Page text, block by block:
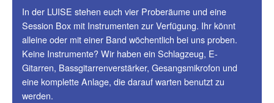
In der LUISE stehen euch vier Proberäume und eine
Session Box mit Instrumenten zur Verfügung. Ihr könnt
alleine oder mit einer Band wöchentlich bei uns proben.
Keine Instrumente? Wir haben ein Schlagzeug, E-
Gitarren, Bassgitarrenverstärker, Gesangsmikrofon und
eine komplette Anlage, die darauf warten benutzt zu
werden.